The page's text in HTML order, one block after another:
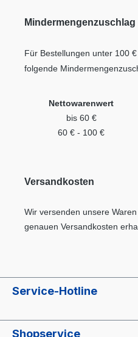
Mindermengenzuschlag
Für Bestellungen unter 100
folgende
Nettowarenwert
bis 60 €
60 € - 100 €
Versandkosten
Wir versenden unsere
genauen Versandkosten
Service-Hotline
Shopservice